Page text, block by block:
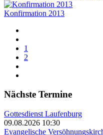
Konfirmation 2013
1
2
Nächste Termine
Gottesdienst Laufenburg
09.08.2026 10:30
Evangelische